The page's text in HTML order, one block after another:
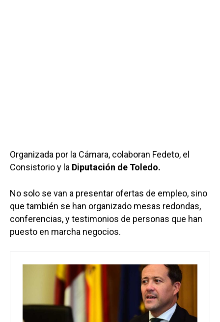
Organizada por la Cámara, colaboran Fedeto, el
Consistorio y la Diputación de Toledo.
No solo se van a presentar ofertas de empleo, sino
que también se han organizado mesas redondas,
conferencias, y testimonios de personas que han
puesto en marcha negocios.